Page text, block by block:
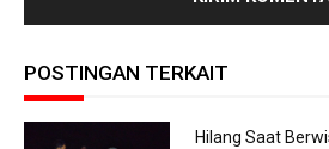
POSTINGAN TERKAIT
Hilang Saat